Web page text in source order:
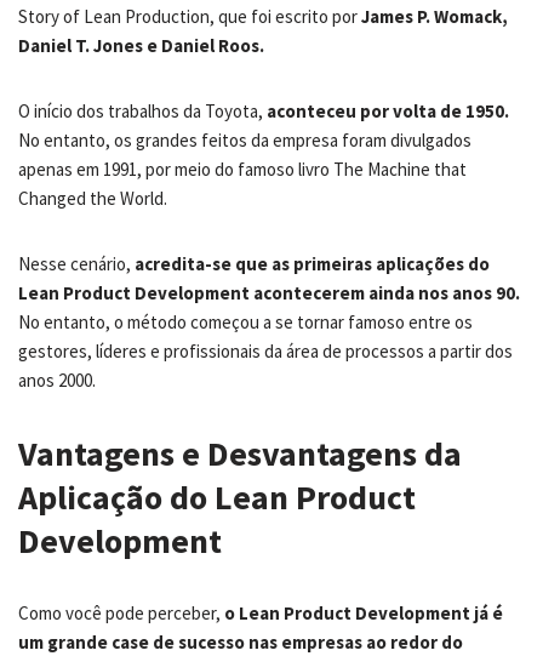
Story of Lean Production, que foi escrito porJames P. Womack,
Daniel T. Jones e Daniel Roos.
O início dos trabalhos da Toyota, aconteceu por volta de 1950.
No entanto, os grandes feitos da empresa foram divulgados
apenas em 1991, por meio do famoso livro The Machine that
Changed the World.
Nesse cenário, acredita-se que as primeiras aplicações do
Lean Product Development acontecerem ainda nos anos 90.
No entanto, o método começou a se tornar famoso entre os
gestores, líderes e profissionais da área de processos a partir dos
anos 2000.
Vantagens e Desvantagens da
Aplicação do Lean Product
Development
Como você pode perceber, o Lean Product Development já é
um grande case de sucesso nas empresas ao redor do